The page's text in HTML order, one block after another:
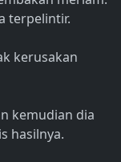
terpelintir.
kerusakan
kemudian dia
hasilnya.